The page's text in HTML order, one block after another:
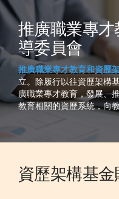
推廣職業專
導委員會
推廣職業專才教育和資歷
立。除履行以往資歷架構
廣職業專才教育，發展、
教育相關的資歷系統，向
資歷架構基